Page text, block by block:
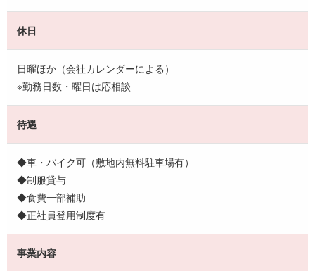
休日
日曜ほか（会社カレンダーによる）
※勤務日数・曜日は応相談
待遇
◆車・バイク可（敷地内無料駐車場有）
◆制服貸与
◆食費一部補助
◆正社員登用制度有
事業内容